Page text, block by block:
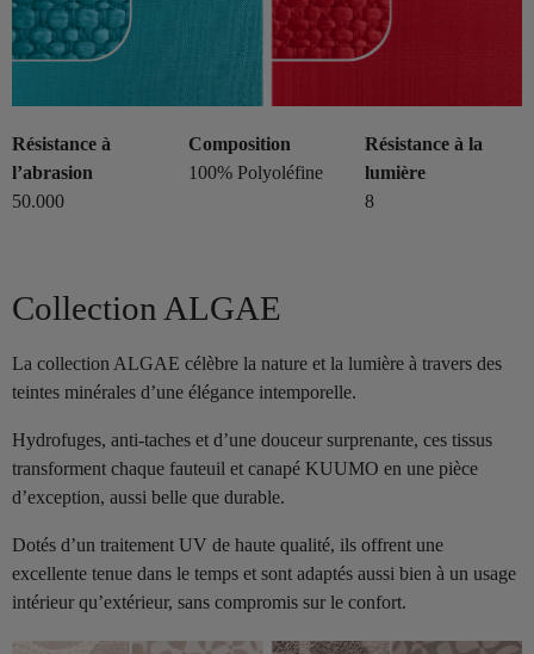
Résistance à
l’abrasion
50.000
Composition
100% Polyoléfine
Résistance à la
lumière
8
Collection ALGAE
La collection ALGAE célèbre la nature et la lumière à travers des
teintes minérales d’une élégance intemporelle.
Hydrofuges, anti-taches et d’une douceur surprenante, ces tissus
transforment chaque fauteuil et canapé KUUMO en une pièce
d’exception, aussi belle que durable.
Dotés d’un traitement UV de haute qualité, ils offrent une
excellente tenue dans le temps et sont adaptés aussi bien à un usage
intérieur qu’extérieur, sans compromis sur le confort.